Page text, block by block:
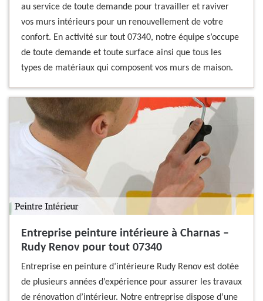
au service de toute demande pour travailler et raviver
vos murs intérieurs pour un renouvellement de votre
confort. En activité sur tout 07340, notre équipe s’occupe
de toute demande et toute surface ainsi que tous les
types de matériaux qui composent vos murs de maison.
Entreprise peinture intérieure à Charnas –
Rudy Renov pour tout 07340
Entreprise en peinture d’intérieure Rudy Renov est dotée
de plusieurs années d’expérience pour assurer les travaux
de rénovation d’intérieur. Notre entreprise dispose d’une